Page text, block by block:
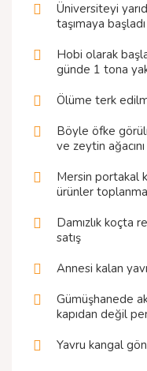
Üniversiteyi
taşımaya başladı
Hobi olarak
günde 1 tona
Ölüme terk
Böyle öfke
ve zeytin
Mersin portakal
ürünler
Damızlık koçta
satış
Annesi kalan
Gümüşhanede
kapıdan değil
Yavru kangal